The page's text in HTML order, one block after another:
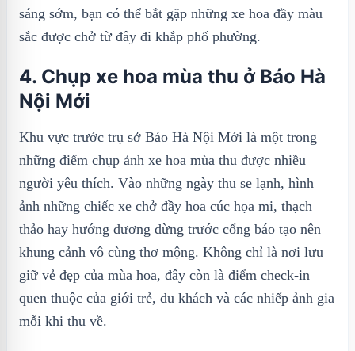
sáng sớm, bạn có thể bắt gặp những xe hoa đầy màu
sắc được chở từ đây đi khắp phố phường.
4. Chụp xe hoa mùa thu ở Báo Hà
Nội Mới
Khu vực trước trụ sở Báo Hà Nội Mới là một trong
những điểm chụp ảnh xe hoa mùa thu được nhiều
người yêu thích. Vào những ngày thu se lạnh, hình
ảnh những chiếc xe chở đầy hoa cúc họa mi, thạch
thảo hay hướng dương dừng trước cổng báo tạo nên
khung cảnh vô cùng thơ mộng. Không chỉ là nơi lưu
giữ vẻ đẹp của mùa hoa, đây còn là điểm check-in
quen thuộc của giới trẻ, du khách và các nhiếp ảnh gia
mỗi khi thu về.